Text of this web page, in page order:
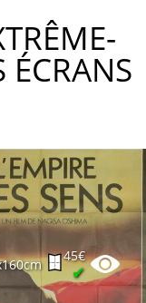
ÉCRANS
45€
✔